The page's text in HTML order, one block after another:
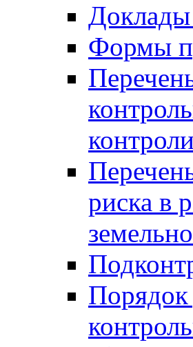
Формы
риска в
Порядок